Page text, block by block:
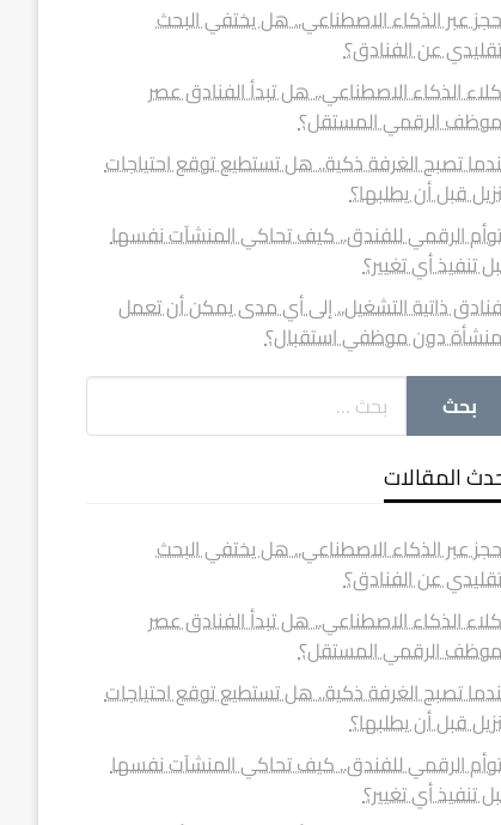
عبر الذكاء الاصطناعي.. هل يختفي البحث
عن الفنادق؟
الذكاء الاصطناعي.. هل تبدأ الفنادق عصر
الرقمي المستقل؟
تصبح الغرفة ذكية.. هل تستطيع توقع احتياجات
قبل أن يطلبها؟
الرقمي للفندق.. كيف تحاكي المنشآت نفسها
تنفيذ أي تغيير؟
ذاتية التشغيل.. إلى أي مدى يمكن أن تعمل
دون موظفي استقبال؟
المقالات
عبر الذكاء الاصطناعي.. هل يختفي البحث
عن الفنادق؟
الذكاء الاصطناعي.. هل تبدأ الفنادق عصر
الرقمي المستقل؟
تصبح الغرفة ذكية.. هل تستطيع توقع احتياجات
قبل أن يطلبها؟
الرقمي للفندق.. كيف تحاكي المنشآت نفسها
تنفيذ أي تغيير؟